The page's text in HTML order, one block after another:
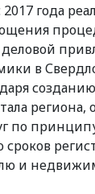
года
в
созданию
региона,
по
и